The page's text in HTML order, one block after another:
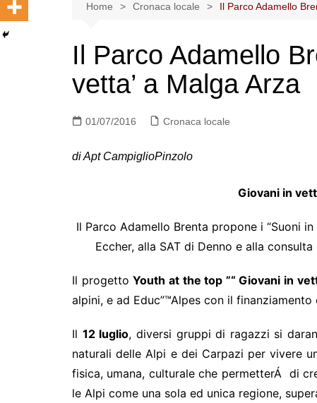
Home Cronaca locale Il Parco Adamello
Il Parco Adamello
vetta’ a Malga Arza
01/07/2016 Cronaca locale
di Apt CampiglioPinzolo
Giovani in
Il Parco Adamello Brenta propone i “Suoni
Eccher, alla SAT di Denno e alla
Il progettoYouth at the top ”“ Giovani in
alpini, e ad Educ”™Alpes con il
Il 12 luglio, diversi gruppi di ragazzi si
naturali delle Alpi e dei Carpazi per vivere
fisica, umana, culturale che permetterÁ di
le Alpi come una sola ed unica regione,